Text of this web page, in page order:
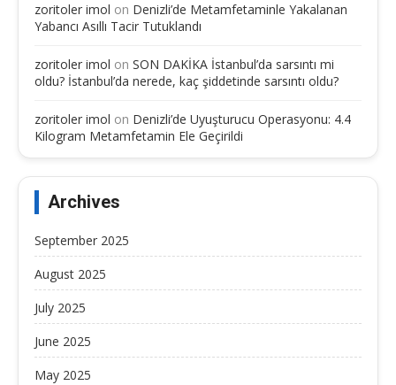
zoritoler imol on Denizli’de Metamfetaminle Yakalanan
Yabancı Asıllı Tacir Tutuklandı
zoritoler imol on SON DAKİKA İstanbul’da sarsıntı mi
oldu? İstanbul’da nerede, kaç şiddetinde sarsıntı oldu?
zoritoler imol on Denizli’de Uyuşturucu Operasyonu: 4.4
Kilogram Metamfetamin Ele Geçirildi
Archives
September 2025
August 2025
July 2025
June 2025
May 2025